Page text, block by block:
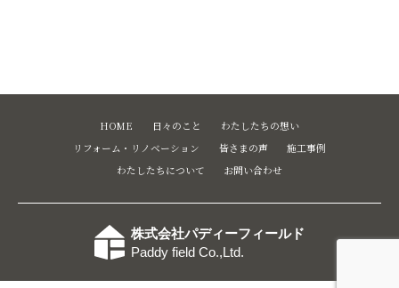
HOME 日々のこと
わたしたちの想い
リフォーム・リノベーション
皆さまの声
施工事例
わたしたちについて
お問い合わせ
株式会社パディーフィールド
Paddy field Co.,Ltd.